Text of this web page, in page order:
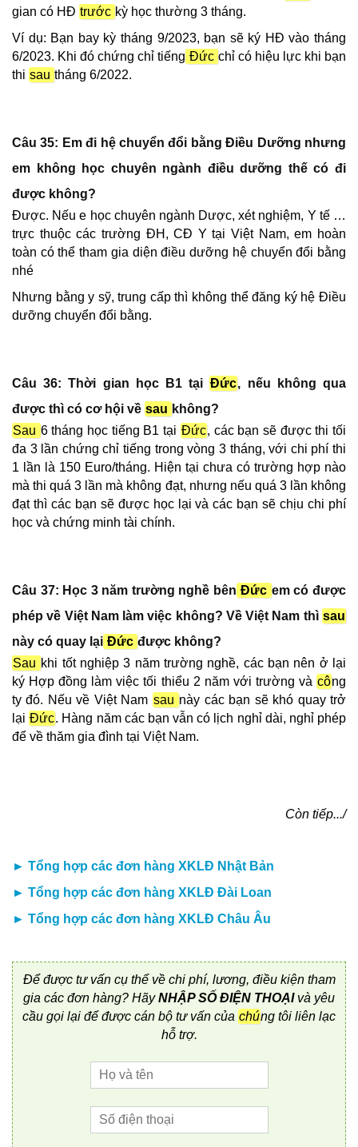
gian có HĐ trước kỳ học thường 3 tháng.
Ví dụ: Bạn bay kỳ tháng 9/2023, bạn sẽ ký HĐ vào tháng
6/2023. Khi đó chứng chỉ tiếng Đức chỉ có hiệu lực khi bạn
thi sau tháng 6/2022.
Câu 35: Em đi hệ chuyển đổi bằng Điều Dưỡng nhưng
em không học chuyên ngành điều dưỡng thế có đi
được không?
Được. Nếu e học chuyên ngành Dược, xét nghiệm, Y tế …
trực thuộc các trường ĐH, CĐ Y tại Việt Nam, em hoàn
toàn có thể tham gia diện điều dưỡng hệ chuyển đổi bằng
nhé
Nhưng bằng y sỹ, trung cấp thì không thể đăng ký hệ Điều
dưỡng chuyển đổi bằng.
Câu 36: Thời gian học B1 tại Đức, nếu không qua
được thì có cơ hội về sau không?
Sau 6 tháng học tiếng B1 tại Đức, các bạn sẽ được thi tối
đa 3 lần chứng chỉ tiếng trong vòng 3 tháng, với chi phí thi
1 lần là 150 Euro/tháng. Hiện tại chưa có trường hợp nào
mà thi quá 3 lần mà không đạt, nhưng nếu quá 3 lần không
đạt thì các bạn sẽ được học lại và các bạn sẽ chịu chi phí
học và chứng minh tài chính.
Câu 37: Học 3 năm trường nghề bên Đức em có được
phép về Việt Nam làm việc không? Về Việt Nam thì sau
này có quay lại Đức được không?
Sau khi tốt nghiệp 3 năm trường nghề, các bạn nên ở lại
ký Hợp đồng làm việc tối thiểu 2 năm với trường và công
ty đó. Nếu về Việt Nam sau này các bạn sẽ khó quay trở
lại Đức. Hàng năm các bạn vẫn có lịch nghỉ dài, nghỉ phép
để về thăm gia đình tại Việt Nam.
Còn tiếp.../
► Tổng hợp các đơn hàng XKLĐ Nhật Bản
► Tổng hợp các đơn hàng XKLĐ Đài Loan
► Tổng hợp các đơn hàng XKLĐ Châu Âu
Để được tư vấn cụ thể về chi phí, lương, điều kiện tham
gia các đơn hàng? HãyNHẬP SỐ ĐIỆN THOẠIvà yêu
cầu gọi lại để được cán bộ tư vấn của chúng tôi liên lạc
hỗ trợ.